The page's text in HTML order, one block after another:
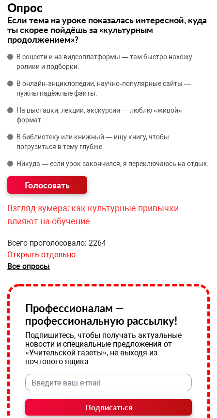
Опрос
Если тема на уроке показалась интересной, куда
ты скорее пойдёшь за «культурным
продолжением»?
В соцсети и на видеоплатформы — там быстро нахожу
ролики и подборки.
В онлайн‑энциклопедии, научно‑популярные сайты —
нужны надёжные факты.
На выставки, лекции, экскурсии — люблю «живой»
формат.
В библиотеку или книжный — ищу книгу, чтобы
погрузиться в тему глубже.
Никуда — если урок закончился, я переключаюсь на отдых.
Взгляд зумера: как культурные привычки
влияют на обучение
Всего проголосовало: 2264
Открыть отдельно
Все опросы
Профессионалам —
профессиональную рассылку!
Подпишитесь, чтобы получать актуальные
новости и специальные предложения от
«Учительской газеты», не выходя из
почтового ящика
Подписаться